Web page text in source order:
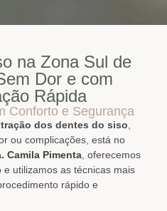
na Zona Sul de
Dor e com
Rápida
Conforto e Segurança
dos dentes do siso
ou complicações, está no
Camila Pimenta , oferecemos
utilizamos as técnicas mais
rápido e